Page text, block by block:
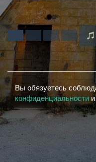
Вы обязуетесь
конфиденциальности